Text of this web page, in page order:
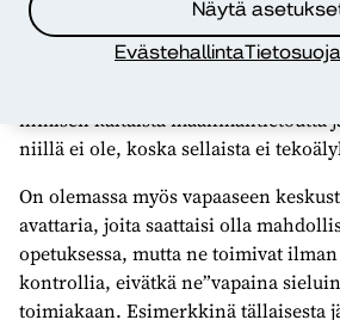
Näytä
Evästehallinta
Interaktiivisten opetusavattarien
että rajatussa kontekstissa ne voivat
ihmisen kaltaista maailmantietoutta
niillä ei ole, koska sellaista ei
On olemassa myös vapaaseen
avattaria, joita saattaisi olla
opetuksessa, mutta ne toimivat
kontrollia, eivätkä ne”vapaina
toimiakaan. Esimerkkinä tällaisesta